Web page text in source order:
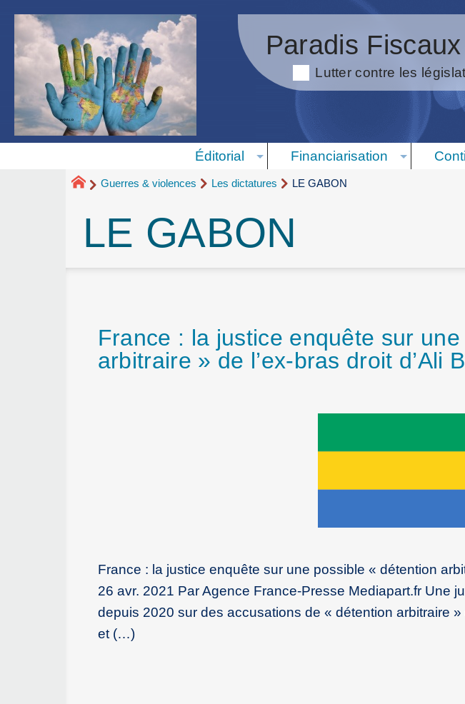
Paradis
Lutter contre les
Éditorial Financiarisation
Guerres & violences Les dictatures LE GABON
LE GABON
France : la justice enquête sur
arbitraire » de l’ex-bras droit d’Ali
France : la justice enquête sur une possible « détention
26 avr. 2021 Par Agence France-Presse Mediapart.fr Une
depuis 2020 sur des accusations de « détention arbitraire
et (…)